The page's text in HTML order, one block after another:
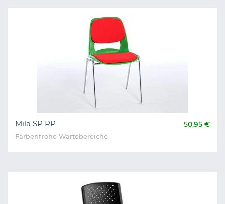
Mila SP RP 50,95 €
Farbenfrohe Wartebereiche